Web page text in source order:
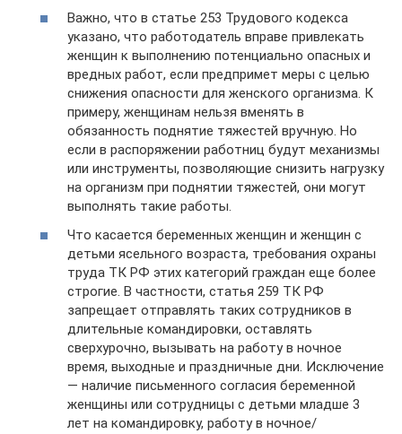
Важно, что в статье 253 Трудового кодекса
указано, что работодатель вправе привлекать
женщин к выполнению потенциально опасных и
вредных работ, если предпримет меры с целью
снижения опасности для женского организма. К
примеру, женщинам нельзя вменять в
обязанность поднятие тяжестей вручную. Но
если в распоряжении работниц будут механизмы
или инструменты, позволяющие снизить нагрузку
на организм при поднятии тяжестей, они могут
выполнять такие работы.
Что касается беременных женщин и женщин с
детьми ясельного возраста, требования охраны
труда ТК РФ этих категорий граждан еще более
строгие. В частности, статья 259 ТК РФ
запрещает отправлять таких сотрудников в
длительные командировки, оставлять
сверхурочно, вызывать на работу в ночное
время, выходные и праздничные дни. Исключение
— наличие письменного согласия беременной
женщины или сотрудницы с детьми младше 3
лет на командировку, работу в ночное/